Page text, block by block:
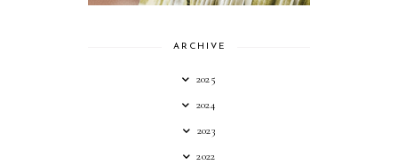
ARCHIVE
2025
2024
2023
2022